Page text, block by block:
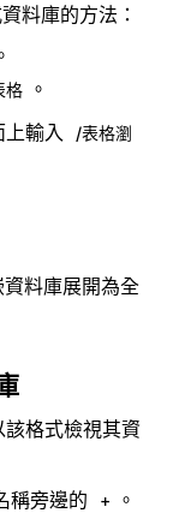
料庫的方法：
格 。
輸入
/表格瀏
資料庫展開為全
格式檢視其資
稱旁邊的
+
。